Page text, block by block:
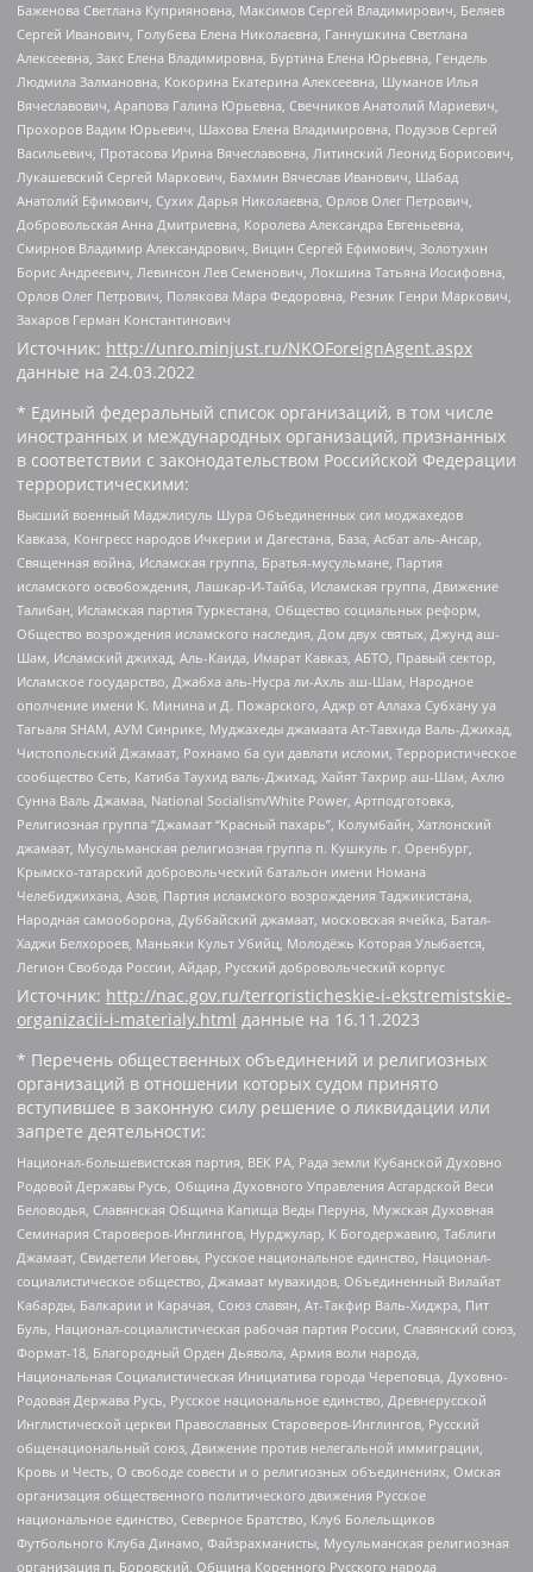
Баженова Светлана Куприяновна, Максимов Сергей Владимирович, Беляев
Сергей Иванович, Голубева Елена Николаевна, Ганнушкина Светлана
Алексеевна, Закс Елена Владимировна, Буртина Елена Юрьевна, Гендель
Людмила Залмановна, Кокорина Екатерина Алексеевна, Шуманов Илья
Вячеславович, Арапова Галина Юрьевна, Свечников Анатолий Мариевич,
Прохоров Вадим Юрьевич, Шахова Елена Владимировна, Подузов Сергей
Васильевич, Протасова Ирина Вячеславовна, Литинский Леонид Борисович,
Лукашевский Сергей Маркович, Бахмин Вячеслав Иванович, Шабад
Анатолий Ефимович, Сухих Дарья Николаевна, Орлов Олег Петрович,
Добровольская Анна Дмитриевна, Королева Александра Евгеньевна,
Смирнов Владимир Александрович, Вицин Сергей Ефимович, Золотухин
Борис Андреевич, Левинсон Лев Семенович, Локшина Татьяна Иосифовна,
Орлов Олег Петрович, Полякова Мара Федоровна, Резник Генри Маркович,
Захаров Герман Константинович
Источник: http://unro.minjust.ru/NKOForeignAgent.aspx
данные на 24.03.2022
* Единый федеральный список организаций, в том числе
иностранных и международных организаций, признанных
в соответствии с законодательством Российской Федерации
террористическими:
Высший военный Маджлисуль Шура Объединенных сил моджахедов
Кавказа, Конгресс народов Ичкерии и Дагестана, База, Асбат аль-Ансар,
Священная война, Исламская группа, Братья-мусульмане, Партия
исламского освобождения, Лашкар-И-Тайба, Исламская группа, Движение
Талибан, Исламская партия Туркестана, Общество социальных реформ,
Общество возрождения исламского наследия, Дом двух святых, Джунд аш-
Шам, Исламский джихад, Аль-Каида, Имарат Кавказ, АБТО, Правый сектор,
Исламское государство, Джабха аль-Нусра ли-Ахль аш-Шам, Народное
ополчение имени К. Минина и Д. Пожарского, Аджр от Аллаха Субхану уа
Тагьаля SHAM, АУМ Синрике, Муджахеды джамаата Ат-Тавхида Валь-Джихад,
Чистопольский Джамаат, Рохнамо ба суи давлати исломи, Террористическое
сообщество Сеть, Катиба Таухид валь-Джихад, Хайят Тахрир аш-Шам, Ахлю
Сунна Валь Джамаа, National Socialism/White Power, Артподготовка,
Религиозная группа “Джамаат “Красный пахарь”, Колумбайн, Хатлонский
джамаат, Мусульманская религиозная группа п. Кушкуль г. Оренбург,
Крымско-татарский добровольческий батальон имени Номана
Челебиджихана, Азов, Партия исламского возрождения Таджикистана,
Народная самооборона, Дуббайский джамаат, московская ячейка, Батал-
Хаджи Белхороев, Маньяки Культ Убийц, Молодёжь Которая Улыбается,
Легион Свобода России, Айдар, Русский добровольческий корпус
Источник: http://nac.gov.ru/terroristicheskie-i-ekstremistskie-
organizacii-i-materialy.html данные на 16.11.2023
* Перечень общественных объединений и религиозных
организаций в отношении которых судом принято
вступившее в законную силу решение о ликвидации или
запрете деятельности:
Национал-большевистская партия, ВЕК РА, Рада земли Кубанской Духовно
Родовой Державы Русь, Община Духовного Управления Асгардской Веси
Беловодья, Славянская Община Капища Веды Перуна, Мужская Духовная
Семинария Староверов-Инглингов, Нурджулар, К Богодержавию, Таблиги
Джамаат, Свидетели Иеговы, Русское национальное единство, Национал-
социалистическое общество, Джамаат мувахидов, Объединенный Вилайат
Кабарды, Балкарии и Карачая, Союз славян, Ат-Такфир Валь-Хиджра, Пит
Буль, Национал-социалистическая рабочая партия России, Славянский союз,
Формат-18, Благородный Орден Дьявола, Армия воли народа,
Национальная Социалистическая Инициатива города Череповца, Духовно-
Родовая Держава Русь, Русское национальное единство, Древнерусской
Инглистической церкви Православных Староверов-Инглингов, Русский
общенациональный союз, Движение против нелегальной иммиграции,
Кровь и Честь, О свободе совести и о религиозных объединениях, Омская
организация общественного политического движения Русское
национальное единство, Северное Братство, Клуб Болельщиков
Футбольного Клуба Динамо, Файзрахманисты, Мусульманская религиозная
организация п. Боровский, Община Коренного Русского народа